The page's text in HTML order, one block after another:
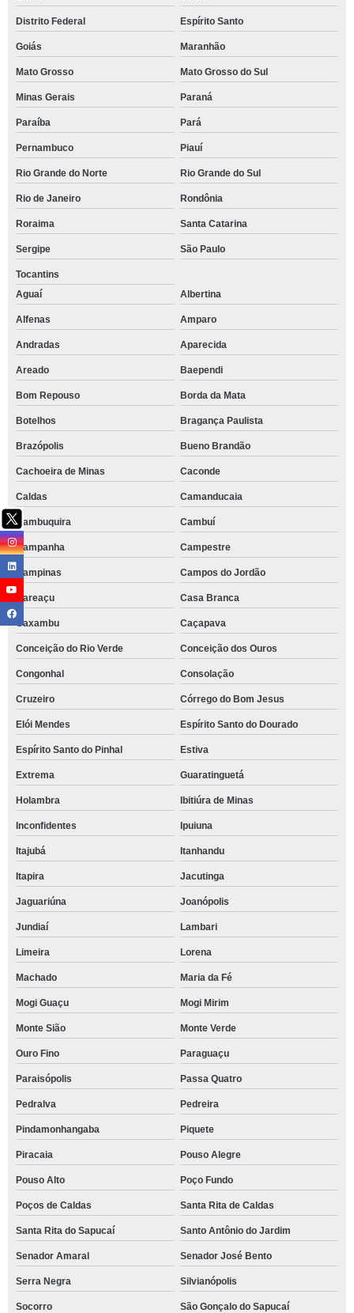
Distrito Federal Espírito Santo
Goiás Maranhão
Mato Grosso Mato Grosso do Sul
Minas Gerais Paraná
Paraíba Pará
Pernambuco Piauí
Rio Grande do Norte Rio Grande do Sul
Rio de Janeiro Rondônia
Roraima Santa Catarina
Sergipe São Paulo
Tocantins
Aguaí
Albertina
Alfenas Amparo
Andradas Aparecida
Areado Baependi
Bom Repouso Borda da Mata
Botelhos Bragança Paulista
Brazópolis Bueno Brandão
Cachoeira de Minas Caconde
Caldas Camanducaia
Cambuquira Cambuí
Campanha Campestre
Campinas Campos do Jordão
Careaçu Casa Branca
Caxambu Caçapava
Conceição do Rio Verde Conceição dos Ouros
Congonhal Consolação
Cruzeiro Córrego do Bom Jesus
Elói Mendes Espírito Santo do Dourado
Espírito Santo do Pinhal Estiva
Extrema Guaratinguetá
Holambra Ibitiúra de Minas
Inconfidentes Ipuiuna
Itajubá Itanhandu
Itapira Jacutinga
Jaguariúna Joanópolis
Jundiaí Lambari
Limeira Lorena
Machado Maria da Fé
Mogi Guaçu Mogi Mirim
Monte Sião Monte Verde
Ouro Fino Paraguaçu
Paraisópolis Passa Quatro
Pedralva Pedreira
Pindamonhangaba Piquete
Piracaia Pouso Alegre
Pouso Alto Poço Fundo
Poços de Caldas Santa Rita de Caldas
Santa Rita do Sapucaí Santo Antônio do Jardim
Senador Amaral Senador José Bento
Serra Negra Silvianópolis
Socorro São Gonçalo do Sapucaí